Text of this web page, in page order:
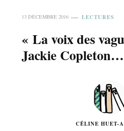
13 DÉCEMBRE 2016 LECTURES
« La voix des
Jackie Copleton…
CÉLINE HUET-